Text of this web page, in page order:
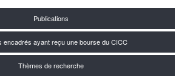
Publications
encadrés ayant reçu une bourse du CICC
Thèmes de recherche